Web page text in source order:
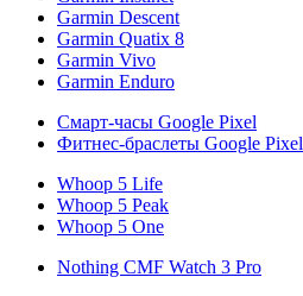
Garmin Descent
Garmin Quatix 8
Garmin Vivo
Garmin Enduro
Смарт-часы Google Pixel
Фитнес-браслеты Google Pixel
Whoop 5 Life
Whoop 5 Peak
Whoop 5 One
Nothing CMF Watch 3 Pro